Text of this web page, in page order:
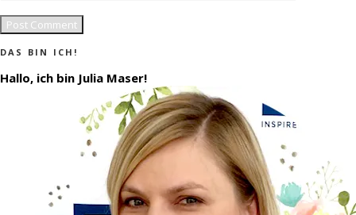
DAS BIN ICH!
Hallo, ich bin Julia Maser!